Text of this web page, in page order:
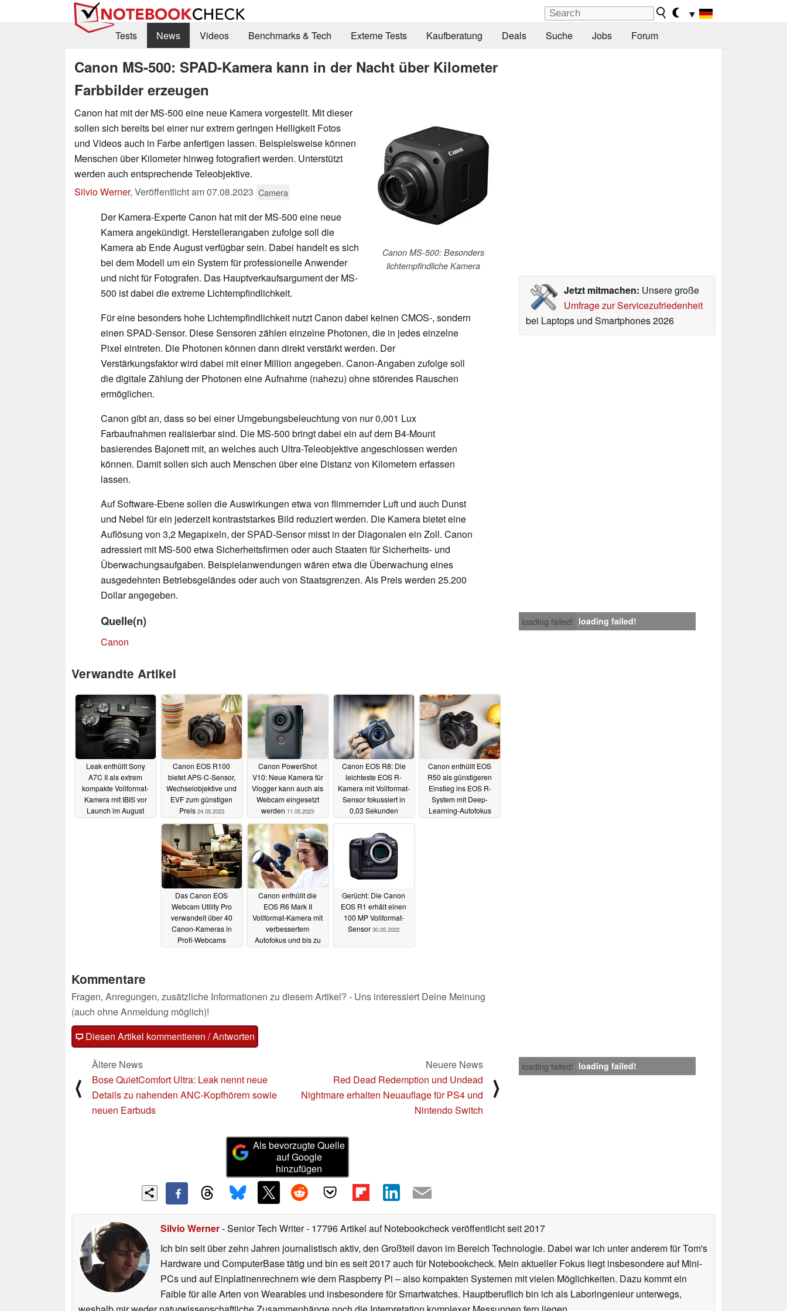
▼
Tests
News Videos Benchmarks & Tech Externe Tests Kaufberatung Deals Suche Jobs Forum
Canon MS-500: SPAD-Kamera kann in der Nacht über Kilometer
Farbbilder erzeugen
Canon MS-500: Besonders
lichtempfindliche Kamera
Canon hat mit der MS-500 eine neue Kamera vorgestellt. Mit dieser
sollen sich bereits bei einer nur extrem geringen Helligkeit Fotos
und Videos auch in Farbe anfertigen lassen. Beispielsweise können
Menschen über Kilometer hinweg fotografiert werden. Unterstützt
werden auch entsprechende Teleobjektive.
Silvio Werner, Veröffentlicht am07.08.2023 Camera
Jetzt mitmachen: Unsere große
Umfrage zur Servicezufriedenheit
bei Laptops und Smartphones 2026
Der Kamera-Experte Canon hat mit der MS-500 eine neue
Kamera angekündigt. Herstellerangaben zufolge soll die
Kamera ab Ende August verfügbar sein. Dabei handelt es sich
bei dem Modell um ein System für professionelle Anwender
und nicht für Fotografen. Das Hauptverkaufsargument der MS-
500 ist dabei die extreme Lichtempfindlichkeit.
Für eine besonders hohe Lichtempfindlichkeit nutzt Canon dabei keinen CMOS-, sondern
einen SPAD-Sensor. Diese Sensoren zählen einzelne Photonen, die in jedes einzelne
Pixel eintreten. Die Photonen können dann direkt verstärkt werden. Der
Verstärkungsfaktor wird dabei mit einer Million angegeben. Canon-Angaben zufolge soll
die digitale Zählung der Photonen eine Aufnahme (nahezu) ohne störendes Rauschen
ermöglichen.
Canon gibt an, dass so bei einer Umgebungsbeleuchtung von nur 0,001 Lux
Farbaufnahmen realisierbar sind. Die MS-500 bringt dabei ein auf dem B4-Mount
basierendes Bajonett mit, an welches auch Ultra-Teleobjektive angeschlossen werden
können. Damit sollen sich auch Menschen über eine Distanz von Kilometern erfassen
lassen.
Auf Software-Ebene sollen die Auswirkungen etwa von flimmernder Luft und auch Dunst
und Nebel für ein jederzeit kontraststarkes Bild reduziert werden. Die Kamera bietet eine
Auflösung von 3,2 Megapixeln, der SPAD-Sensor misst in der Diagonalen ein Zoll. Canon
adressiert mit MS-500 etwa Sicherheitsfirmen oder auch Staaten für Sicherheits- und
Überwachungsaufgaben. Beispielanwendungen wären etwa die Überwachung eines
ausgedehnten Betriebsgeländes oder auch von Staatsgrenzen. Als Preis werden 25.200
Dollar angegeben.
loading failed! loading failed!
Quelle(n)
Canon
Verwandte Artikel
Leak enthüllt Sony
A7C II als extrem
kompakte Vollformat-
Kamera mit IBIS vor
Launch im August
Canon EOS R100
bietet APS-C-Sensor,
Wechselobjektive und
EVF zum günstigen
Preis 24.05.2023
Canon PowerShot
V10: Neue Kamera für
Vlogger kann auch als
Webcam eingesetzt
werden 11.05.2023
Canon EOS R8: Die
leichteste EOS R-
Kamera mit Vollformat-
Sensor fokussiert in
0,03 Sekunden
Canon enthüllt EOS
R50 als günstigeren
Einstieg ins EOS R-
System mit Deep-
Learning-Autofokus
Das Canon EOS
Webcam Utility Pro
verwandelt über 40
Canon-Kameras in
Profi-Webcams
Canon enthüllt die
EOS R6 Mark II
Vollformat-Kamera mit
verbessertem
Autofokus und bis zu
Gerücht: Die Canon
EOS R1 erhält einen
100 MP Vollformat-
Sensor 30.05.2022
Kommentare
Fragen, Anregungen, zusätzliche Informationen zu diesem Artikel? - Uns interessiert Deine Meinung
(auch ohne Anmeldung möglich)!
Diesen Artikel kommentieren / Antworten
loading failed! loading failed!
⟨
Ältere News
Bose QuietComfort Ultra: Leak nennt neue
Details zu nahenden ANC-Kopfhörern sowie
neuen Earbuds
Neuere News
Red Dead Redemption und Undead
Nightmare erhalten Neuauflage für PS4 und
Nintendo Switch
⟩
Als bevorzugte Quelle
auf Google
hinzufügen
Silvio Werner- Senior Tech Writer- 17796 Artikel auf Notebookcheck veröffentlichtseit 2017
Ich bin seit über zehn Jahren journalistisch aktiv, den Großteil davon im Bereich Technologie. Dabei war ich unter anderem für Tom's
Hardware und ComputerBase tätig und bin es seit 2017 auch für Notebookcheck. Mein aktueller Fokus liegt insbesondere auf Mini-
PCs und auf Einplatinenrechnern wie dem Raspberry Pi – also kompakten Systemen mit vielen Möglichkeiten. Dazu kommt ein
Faible für alle Arten von Wearables und insbesondere für Smartwatches. Hauptberuflich bin ich als Laboringenieur unterwegs,